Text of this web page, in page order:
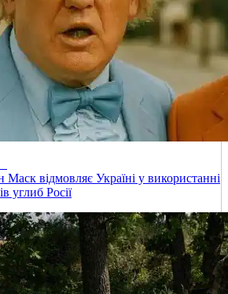
Маск відмовляє Україні у використанні
углиб Росії